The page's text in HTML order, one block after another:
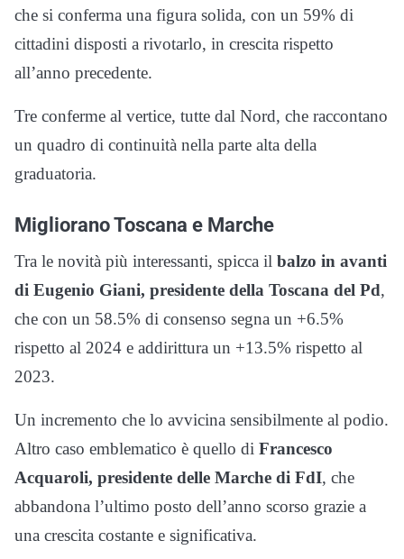
che si conferma una figura solida, con un 59% di
cittadini disposti a rivotarlo, in crescita rispetto
all’anno precedente.
Tre conferme al vertice, tutte dal Nord, che raccontano
un quadro di continuità nella parte alta della
graduatoria.
Migliorano Toscana e Marche
Tra le novità più interessanti, spicca il balzo in avanti
di Eugenio Giani, presidente della Toscana del Pd,
che con un 58.5% di consenso segna un +6.5%
rispetto al 2024 e addirittura un +13.5% rispetto al
2023.
Un incremento che lo avvicina sensibilmente al podio.
Altro caso emblematico è quello di Francesco
Acquaroli, presidente delle Marche di FdI, che
abbandona l’ultimo posto dell’anno scorso grazie a
una crescita costante e significativa.